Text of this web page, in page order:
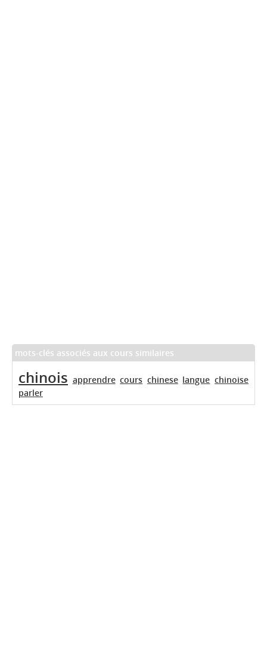
mots-clés associés aux cours similaires
chinois apprendre cours chinese langue chinoise
parler